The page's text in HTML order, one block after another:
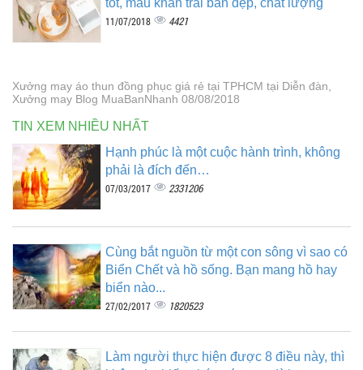
tốt, mẫu khăn trải bàn đẹp, chất lượng
11/07/2018 4421
Xưởng may áo thun đồng phục giá rẻ tại TPHCM tại Diễn đàn,
Xưởng may Blog MuaBanNhanh 08/08/2018
TIN XEM NHIỀU NHẤT
Hạnh phúc là một cuộc hành trình, không
phải là đích đến…
07/03/2017 2331206
Cùng bắt nguồn từ một con sông vì sao có
Biển Chết và hồ sống. Bạn mang hồ hay
biển nào...
27/02/2017 1820523
Làm người thực hiện được 8 điều này, thì